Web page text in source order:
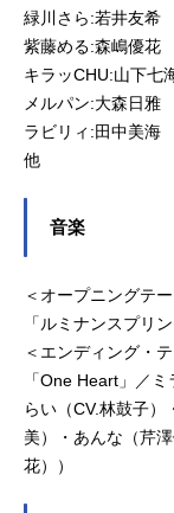
緑川さら:若井友希
紫藤める:森嶋優花
キラッCHU:山下七
メルパン:大森日雅
ラビリィ:田中美海
他
音楽
＜オープニングテー
「ルミナンスプリ
＜エンディング・
「One Heart」／
らい（CV.林鼓子）
美）・あんな（芹
花））